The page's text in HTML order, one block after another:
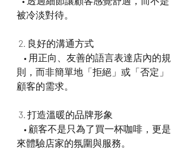
被冷淡對待。
2. 良好的溝通方式
則，而非簡單地「拒絕」或「否定」
顧客的需求。
3. 打造溫暖的品牌形象
來體驗店家的氛圍與服務。